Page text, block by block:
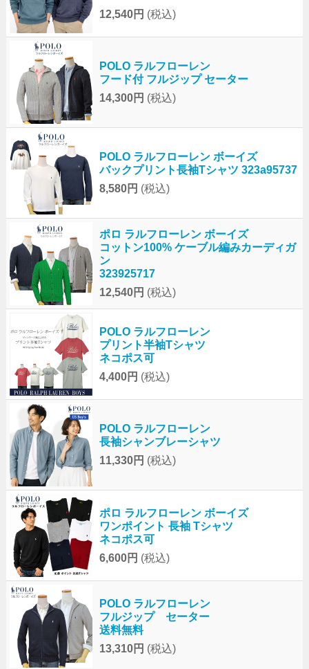
12,540円 (税込)
POLO ラルフローレン
フード付 フルジップ セーター
14,300円 (税込)
POLO ラルフローレン ボーイズ
バックプリント長袖Tシャツ 323a95737
8,580円 (税込)
ポロ ラルフローレン ボーイズ
コットン100% ケーブル編みカーディガ
ン
323925717
12,540円 (税込)
POLO ラルフローレン
プリント半袖Tシャツ
ネコポス可
4,400円 (税込)
POLO ラルフローレン
長袖シャンブレーシャツ
11,330円 (税込)
ポロ ラルフローレン ボーイズ
ワンポイント 長袖 Tシャツ
ネコポス可
6,600円 (税込)
POLO ラルフローレン
フルジップ セーター
送料無料
13,310円 (税込)